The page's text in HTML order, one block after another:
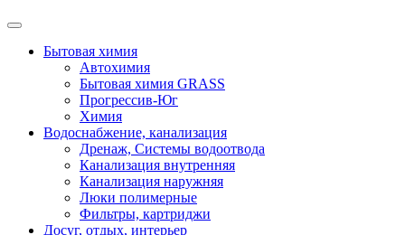
Бытовая химия
Автохимия
Бытовая химия GRASS
Прогрессив-Юг
Химия
Водоснабжение, канализация
Дренаж, Системы водоотвода
Канализация внутренняя
Канализация наружняя
Люки полимерные
Фильтры, картриджи
Досуг, отдых, интерьер